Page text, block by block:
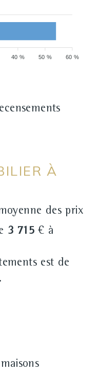
60 %
50 %
40 %
À
des prix
3 715 € à
est de